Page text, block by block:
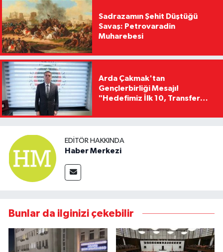
Sadrazamın Şehit Düştüğü
Savaş: Petrovaradin
Muharebesi
Arda Çakmak'tan
Gençlerbirliği Mesajı!
"Hedefimiz İlk 10, Transfer
Kaldıracağız"
EDITÖR HAKKINDA
Haber Merkezi
Bunlar da ilginizi çekebilir